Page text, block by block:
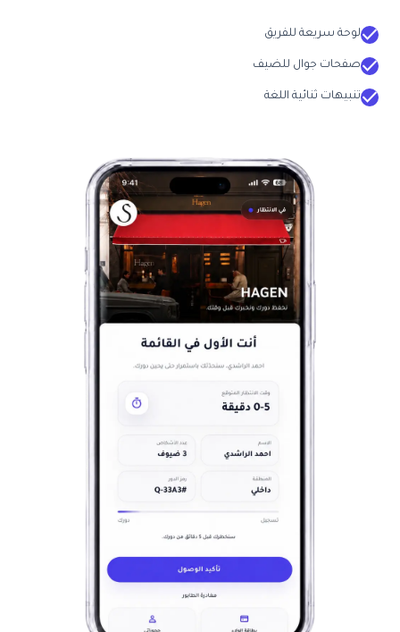
checkلوحة سريعة للفريق
checkصفحات جوال للضيف
checkتنبيهات ثنائية اللغة